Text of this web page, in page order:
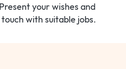
your wishes and
with suitable jobs.